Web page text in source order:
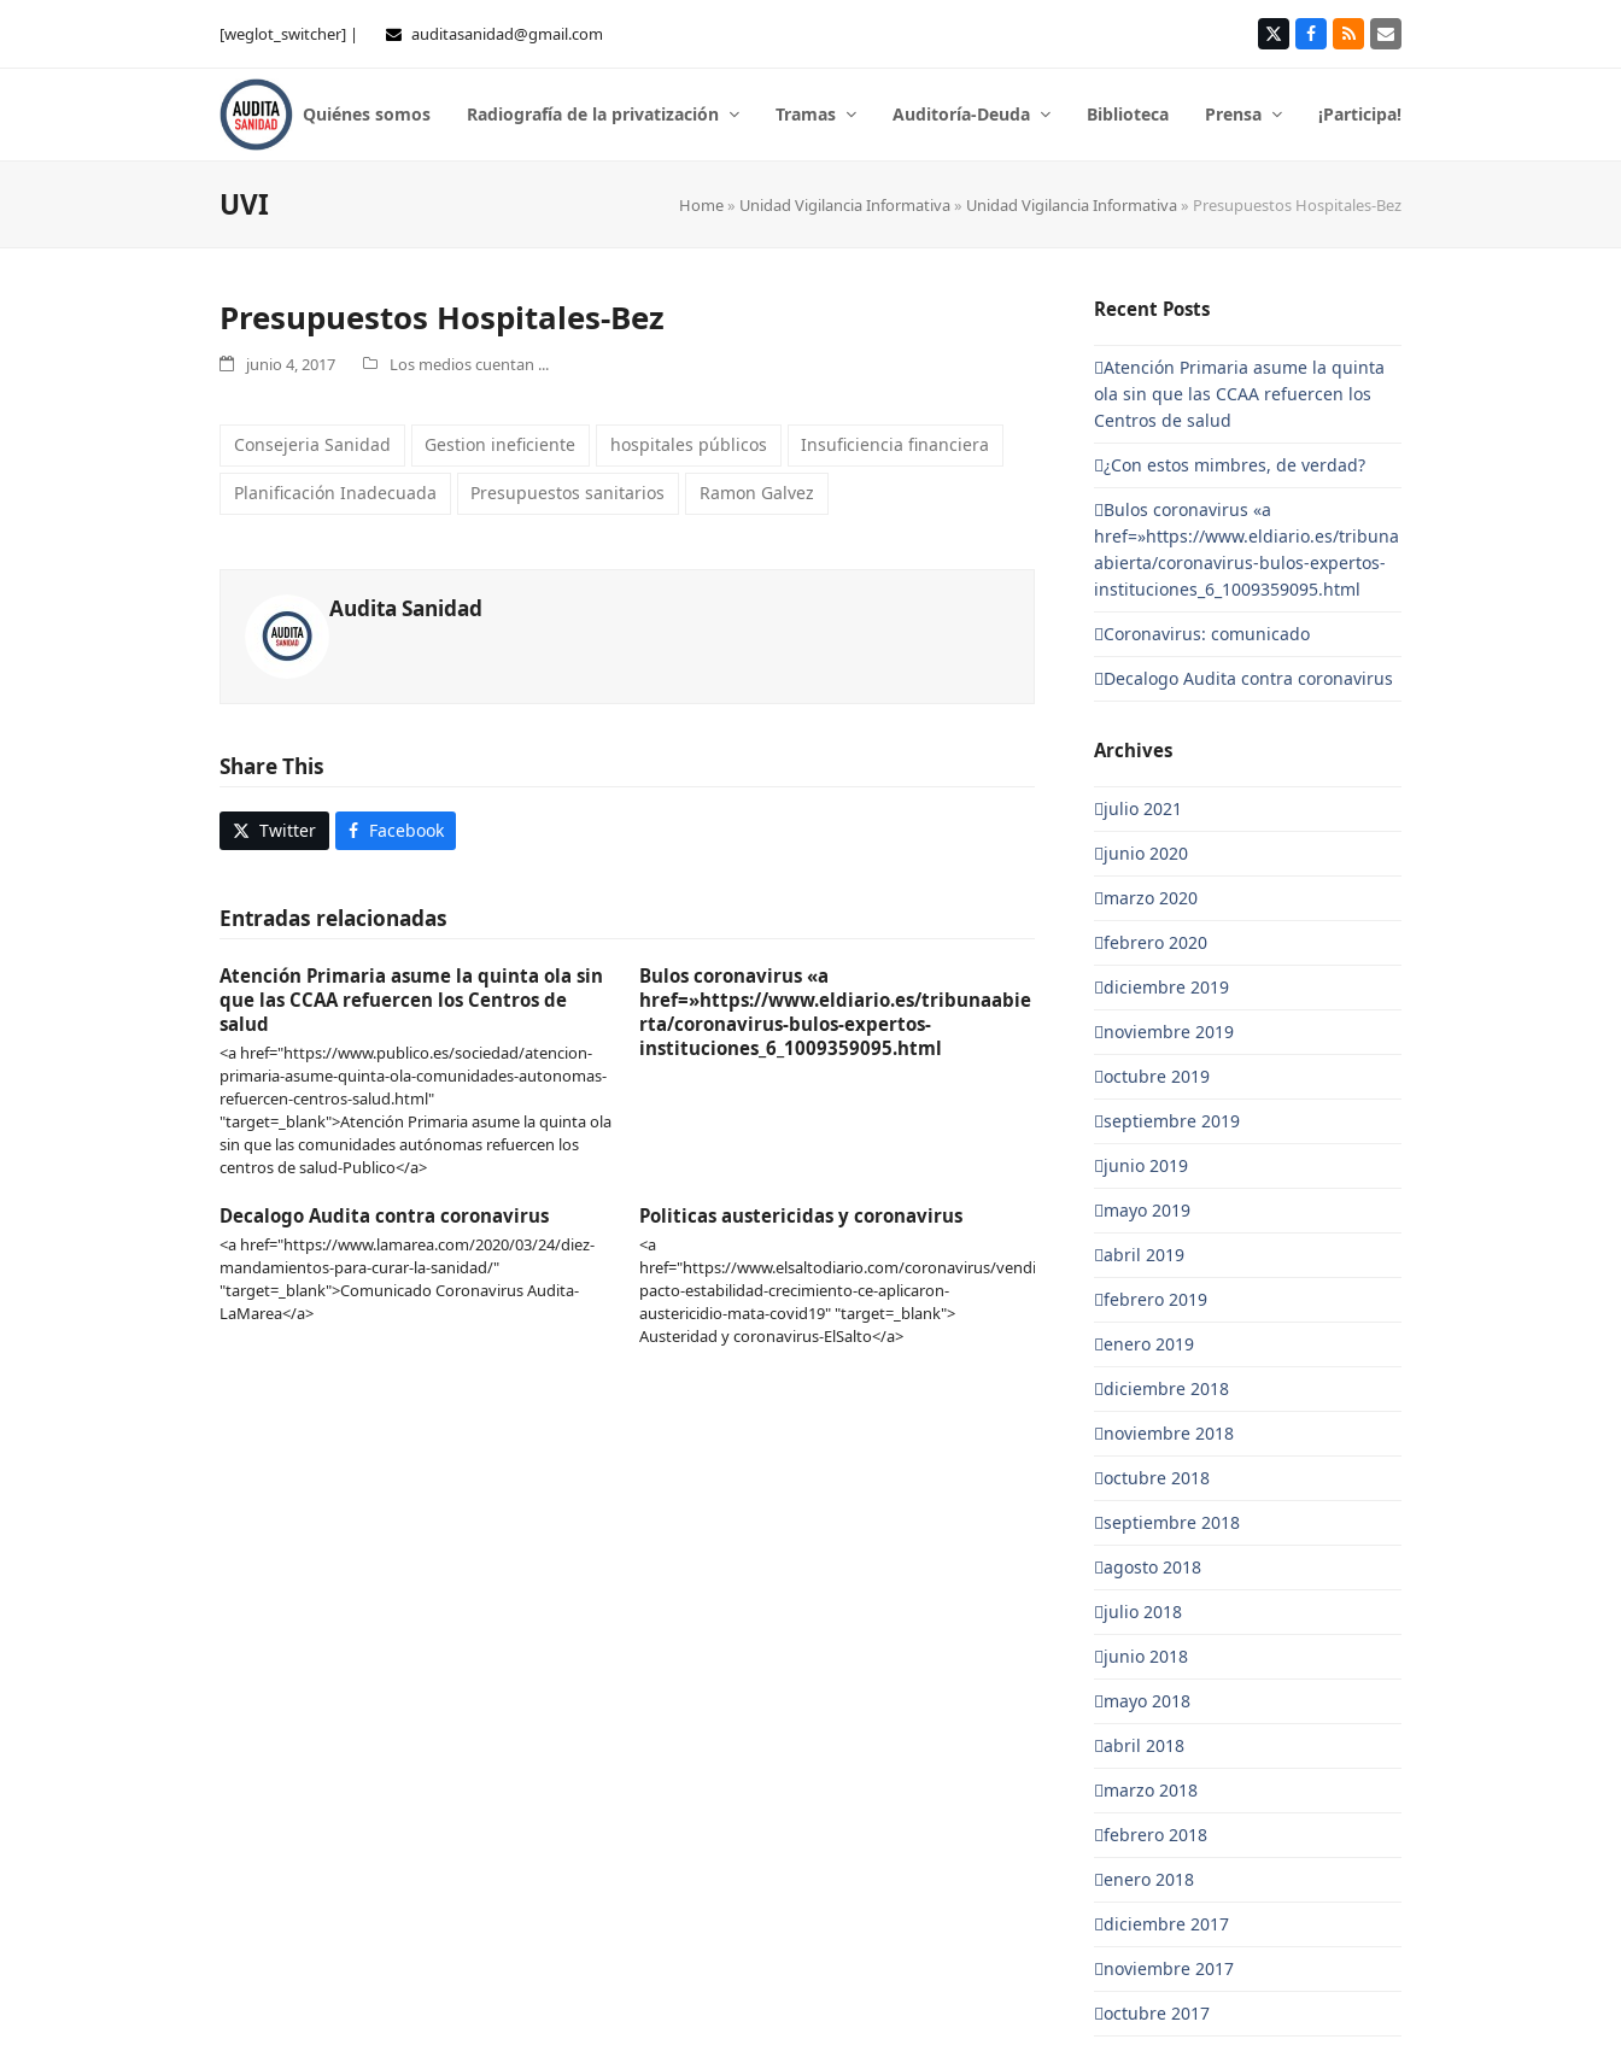
[weglot_switcher] | auditasanidad@gmail.com TwitterFacebook
RSS Correo
Quiénes somos Radiografía de la privatización Tramas Auditoría-Deuda Biblioteca Prensa ¡Participa!
UVI Home » Unidad Vigilancia Informativa » Unidad Vigilancia Informativa » Presupuestos Hospitales-Bez
Presupuestos Hospitales-Bez
junio 4, 2017 Los medios cuentan ...
Consejeria Sanidad Gestion ineficiente hospitales públicos Insuficiencia financiera
Planificación Inadecuada Presupuestos sanitarios Ramon Galvez
Audita Sanidad
Share This
Twitter Facebook
Entradas relacionadas
Atención Primaria asume la quinta ola sin
que las CCAA refuercen los Centros de
salud
<a href="https://www.publico.es/sociedad/atencion-
primaria-asume-quinta-ola-comunidades-autonomas-
refuercen-centros-salud.html"
"target=_blank">Atención Primaria asume la quinta ola
sin que las comunidades autónomas refuercen los
centros de salud-Publico</a>
Bulos coronavirus «a
href=»https://www.eldiario.es/tribunaabie
rta/coronavirus-bulos-expertos-
instituciones_6_1009359095.html
Decalogo Audita contra coronavirus
<a href="https://www.lamarea.com/2020/03/24/diez-
mandamientos-para-curar-la-sanidad/"
"target=_blank">Comunicado Coronavirus Audita-
LaMarea</a>
Politicas austericidas y coronavirus
<a
href="https://www.elsaltodiario.com/coronavirus/vendieron-
pacto-estabilidad-crecimiento-ce-aplicaron-
austericidio-mata-covid19" "target=_blank">
Austeridad y coronavirus-ElSalto</a>
Recent Posts
Atención Primaria asume la quinta
ola sin que las CCAA refuercen los
Centros de salud
¿Con estos mimbres, de verdad?
Bulos coronavirus «a
href=»https://www.eldiario.es/tribuna
abierta/coronavirus-bulos-expertos-
instituciones_6_1009359095.html
Coronavirus: comunicado
Decalogo Audita contra coronavirus
Archives
julio 2021
junio 2020
marzo 2020
febrero 2020
diciembre 2019
noviembre 2019
octubre 2019
septiembre 2019
junio 2019
mayo 2019
abril 2019
febrero 2019
enero 2019
diciembre 2018
noviembre 2018
octubre 2018
septiembre 2018
agosto 2018
julio 2018
junio 2018
mayo 2018
abril 2018
marzo 2018
febrero 2018
enero 2018
diciembre 2017
noviembre 2017
octubre 2017